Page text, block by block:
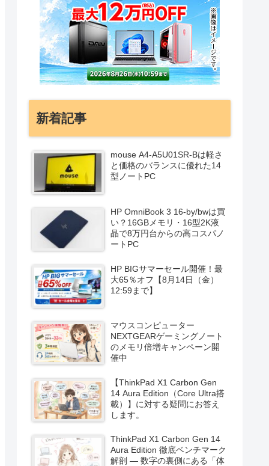
新着記事
mouse A4-A5U01SR-Bは軽さ
と価格のバランスに優れた14
型ノートPC
HP OmniBook 3 16-by/bwは買
い？16GBメモリ・16型2K液
晶で8万円台からの高コスパノ
ートPC
HP BIGサマーセール開催！最
大65％オフ【8月14日（金）
12:59まで】
マウスコンピューター
NEXTGEARゲーミングノート
のメモリ倍増キャンペーン開
催中
【ThinkPad X1 Carbon Gen
14 Aura Edition（Core Ultra搭
載）】に対する疑問にお答え
します。
ThinkPad X1 Carbon Gen 14
Aura Edition 徹底ベンチマーク
解剖 ― 数字の裏側にある「体